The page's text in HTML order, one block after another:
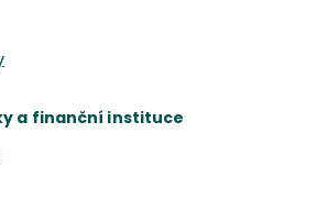
a finanční instituce